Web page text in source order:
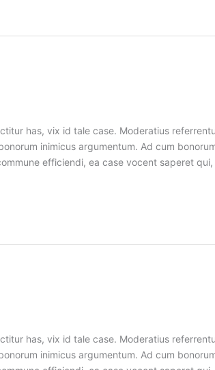
has, vix id tale case. Moderatius
inimicus argumentum. Ad cum
efficiendi, ea case vocent saperet
has, vix id tale case. Moderatius
inimicus argumentum. Ad cum